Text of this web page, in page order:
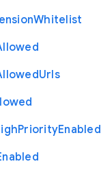
Whitelist
Urls
PriorityEnabled